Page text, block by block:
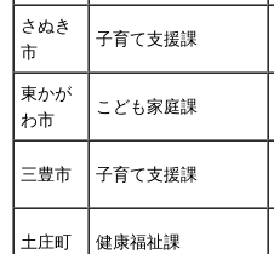
さぬき
市
子育て支援課
東かが
わ市
こども家庭課
三豊市 子育て支援課
土庄町 健康福祉課